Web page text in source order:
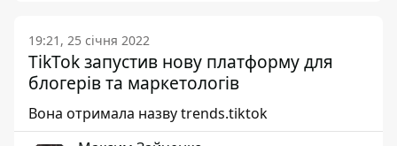
19:21, 25 січня 2022
TikTok запустив нову платформу для
блогерів та маркетологів
Вона отримала назву trends.tiktok